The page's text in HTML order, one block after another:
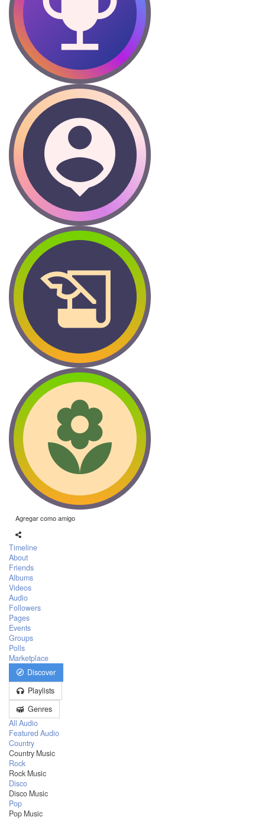
Agregar como amigo
Timeline
About
Friends
Albums
Videos
Audio
Followers
Pages
Events
Groups
Polls
Marketplace
Discover
Playlists
Genres
All Audio
Featured Audio
Country
Country Music
Rock
Rock Music
Disco
Disco Music
Pop
Pop Music